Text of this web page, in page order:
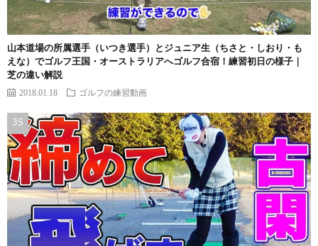
山本道場の所属選手（いつき選手）とジュニア生（ちさと・しおり・も
えな）でゴルフ王国・オーストラリアへゴルフ合宿！練習初日の様子｜
芝の違い解説
2018.01.18 ゴルフの練習動画